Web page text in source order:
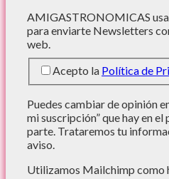
AMIGASTRONOMICAS
para enviarte Newsletters
web.
Acepto la Política de
Puedes cambiar de opinión
mi suscripción” que hay en
parte. Trataremos tu
aviso.
Utilizamos Mailchimp como